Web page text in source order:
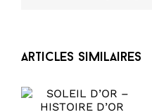
Articles similaires
OR
MERVEILLEUX –